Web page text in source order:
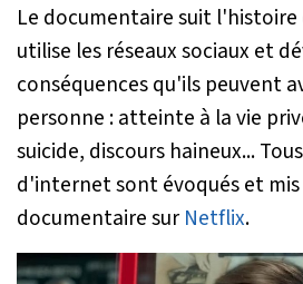
Le documentaire suit
utilise les réseaux sociaux et
conséquences qu'ils peuvent
personne : atteinte à la vie
suicide, discours haineux...
d'internet sont évoqués et mis
documentaire sur Netflix.